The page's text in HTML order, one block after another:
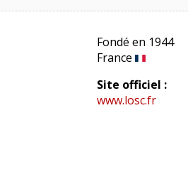
Fondé en 1944
France
Site officiel :
www.losc.fr